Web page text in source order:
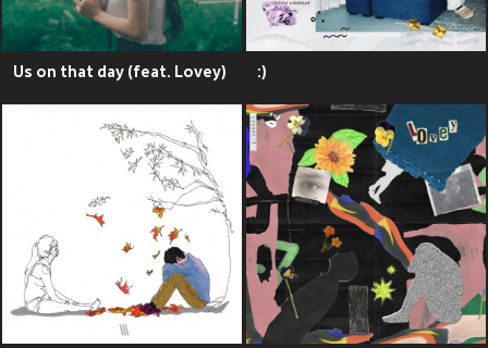
Us on that day (feat. Lovey) :)